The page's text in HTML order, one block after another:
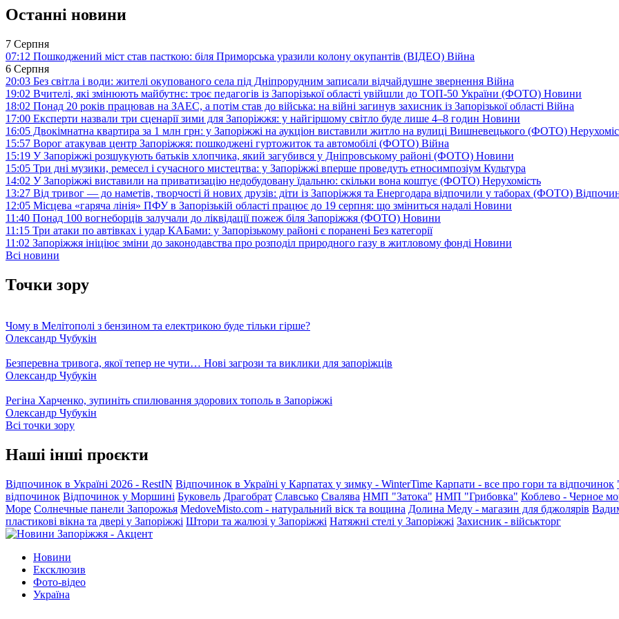
Останні новини
7 Серпня
07:12 Пошкоджений міст став пасткою: біля Приморська уразили колону окупантів (ВІДЕО) Війна
6 Серпня
20:03 Без світла і води: жителі окупованого села під Дніпрорудним записали відчайдушне звернення Війна
19:02 Вчителі, які змінюють майбутнє: троє педагогів із Запорізької області увійшли до ТОП-50 України (ФОТО) Новини
18:02 Понад 20 років працював на ЗАЕС, а потім став до війська: на війні загинув захисник із Запорізької області Війна
17:00 Експерти назвали три сценарії зими для Запоріжжя: у найгіршому світло буде лише 4–8 годин Новини
16:05 Двокімнатна квартира за 1 млн грн: у Запоріжжі на аукціон виставили житло на вулиці Вишневецького (ФОТО)
15:57 Ворог атакував центр Запоріжжя: пошкоджені гуртожиток та автомобілі (ФОТО) Війна
15:19 У Запоріжжі розшукують батьків хлопчика, який загубився у Дніпровському районі (ФОТО) Новини
15:05 Три дні музики, ремесел і сучасного мистецтва: у Запоріжжі вперше проведуть етносимпозіум Культура
14:02 У Запоріжжі виставили на приватизацію недобудовану їдальню: скільки вона коштує (ФОТО) Нерухомість
13:27 Від тривог — до наметів, творчості й нових друзів: діти із Запоріжжя та Енергодара відпочили у таборах (ФОТО)
12:05 Місцева «гаряча лінія» ПФУ в Запорізькій області працює до 19 серпня: що зміниться надалі Новини
11:40 Понад 100 вогнеборців залучали до ліквідації пожеж біля Запоріжжя (ФОТО) Новини
11:15 Три атаки по автівках і удар КАБами: у Запорізькому районі є поранені Без категорії
11:02 Запоріжжя ініціює зміни до законодавства про розподіл природного газу в житловому фонді Новини
Всі новини
Точки зору
Чому в Мелітополі з бензином та електрикою буде тільки гірше?
Олександр Чубукін
Безперевна тривога, якої тепер не чути… Нові загрози та виклики для запоріжців
Олександр Чубукін
Регіна Харченко, зупиніть спилювання здорових тополь в Запоріжжі
Олександр Чубукін
Всі точки зору
Наші інші проєкти
Відпочинок в Україні 2026 - RestIN Відпочинок в Україні у Карпатах у зимку - WinterTime Карпати - все про гори та відпочинок
відпочинок Відпочинок у Моршині Буковель Драгобрат Славсько Свалява НМП "Затока" НМП "Грибовка" Коблево - Черное
Море Солнечные панели Запорожья MedoveMisto.com - натуральний віск та вощина Долина Меду - магазин для бджолярів
пластикові вікна та двері у Запоріжжі Штори та жалюзі у Запоріжжі Натяжні стелі у Запоріжжі Захисник - військторг
Новини
Ексклюзив
Фото-відео
Україна